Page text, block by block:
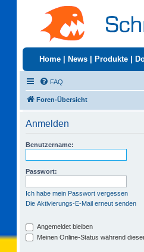
Home News Produkte
FAQ
Foren-Übersicht
Anmelden
Benutzername:
Passwort:
Ich habe mein Passwort vergessen
Die Aktivierungs-E-Mail erneut senden
Angemeldet bleiben
Meinen Online-Status während